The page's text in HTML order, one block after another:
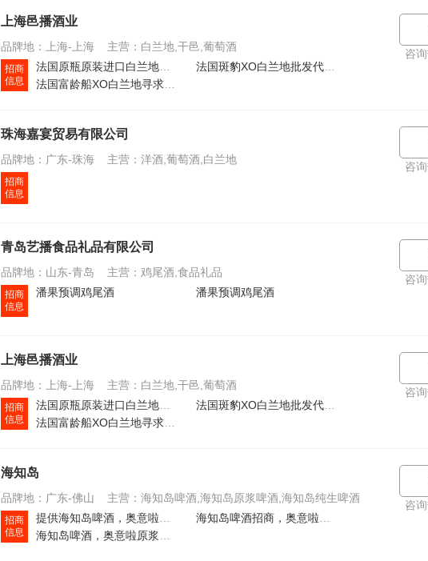
上海邑播酒业
品牌地：上海-上海 主营：白兰地,干邑,葡萄酒
招商
信息
咨
珠海嘉宴贸易有限公司
品牌地：广东-珠海 主营：洋酒,葡萄酒,白兰地
招商
信息
咨
青岛艺播食品礼品有限公司
品牌地：山东-青岛 主营：鸡尾酒,食品礼品
招商
信息
潘果预调鸡尾酒 潘果预调鸡尾酒
咨
上海邑播酒业
品牌地：上海-上海 主营：白兰地,干邑,葡萄酒
招商
信息
咨
海知岛
品牌地：广东-佛山 主营：海知岛啤酒,海知岛原浆啤酒,海知岛纯生啤酒
招商
信息
咨